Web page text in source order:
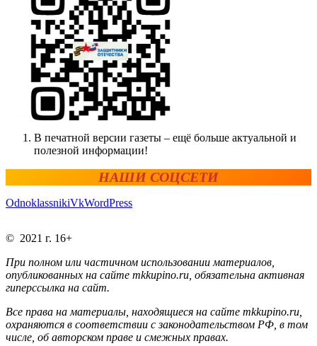
В печатной версии газеты – ещё больше актуальной и
полезной информации!
НАШИ СОЦСЕТИ
OdnoklassnikiVkWordPress
© 2021 г. 16+
При полном или частичном использовании материалов,
опубликованных на сайте mkkupino.ru, обязательна активная
гиперссылка на сайт.
Все права на материалы, находящиеся на сайте mkkupino.ru,
охраняются в соответствии с законодательством РФ, в том
числе, об авторском праве и смежных правах.